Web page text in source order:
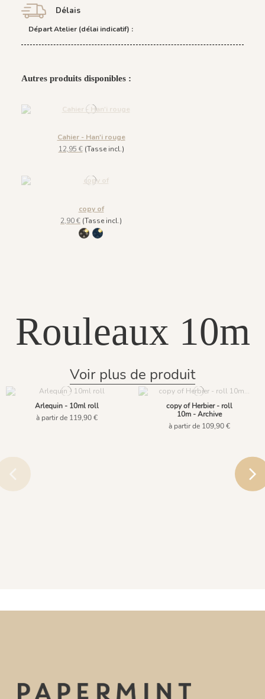
Délais
Départ Atelier (délai indicatif) :
Autres produits disponibles :
Cahier - Han'i rouge
12,95 €(Tasse incl.)
copy of
2,90 € (Tasse incl.)
133 Noir et doré
936 Cobalt Doré
Rouleaux 10m
Voir plus de produit
Arlequin - 10ml roll
à partir de 119,90 €
copy of Herbier - roll
10m - Archive
à partir de 109,90 €